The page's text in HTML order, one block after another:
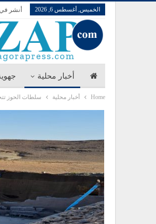
الخميس, أغسطس 6, 2026 أنشر
أخبار محلية
Home أخبار محلية سلطات الحوز